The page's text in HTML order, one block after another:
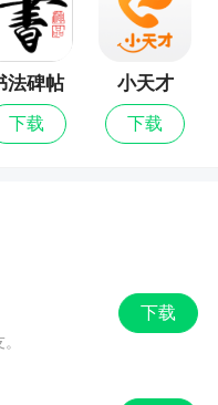
，画质清晰
法碑帖
大全
下载
小天才
下载
下载